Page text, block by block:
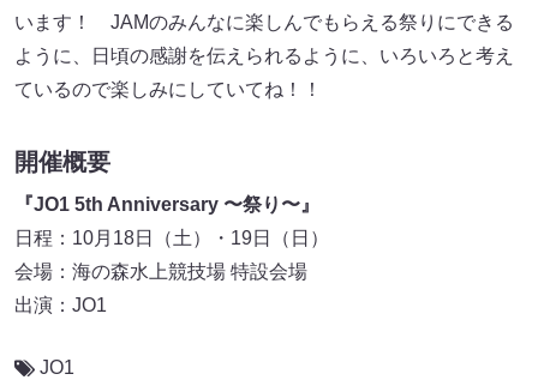
います！ JAMのみんなに楽しんでもらえる祭りにできる
ように、日頃の感謝を伝えられるように、いろいろと考え
ているので楽しみにしていてね！！
開催概要
『JO1 5th Anniversary 〜祭り〜』
日程：10月18日（土）・19日（日）
会場：海の森水上競技場 特設会場
出演：JO1
JO1